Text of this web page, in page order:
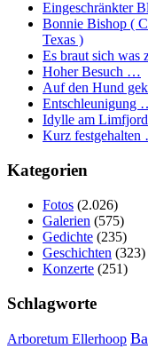
Eingeschränkter
Bonnie Bishop (
Texas )
Es braut sich was
Hoher Besuch …
Auf den Hund
Entschleunigung
Idylle am
Kurz
Kategorien
Fotos (2.026)
Galerien (575)
Gedichte (235)
Geschichten (323)
Konzerte (251)
Schlagworte
Arboretum Ellerhoop